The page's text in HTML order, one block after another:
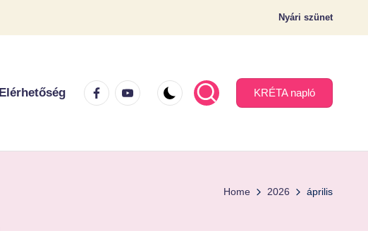
Nyári szünet
Elérhetőség Facebook.com
Youtube.com KRÉTA napló
Home 2026 április